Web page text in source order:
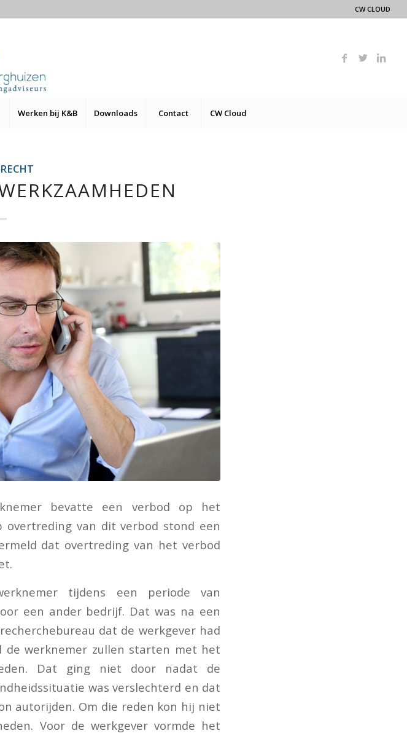
CW CLOUD
Werken bij K&B Downloads Contact CW Cloud
bevatte een verbod op het
overtreding van dit verbod stond een
dat overtreding van het verbod
tijdens een periode van
een ander bedrijf. Dat was na een
dat de werkgever had
de werknemer zullen starten met het
Dat ging niet door nadat de
was verslechterd en dat
autorijden. Om die reden kon hij niet
Voor de werkgever vormde het